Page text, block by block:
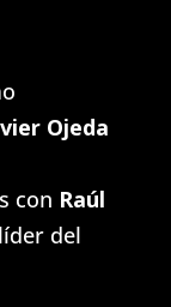
Ojeda
con Raúl
del